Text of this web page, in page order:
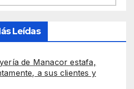
Leídas
de Manacor estafa,
a sus clientes y